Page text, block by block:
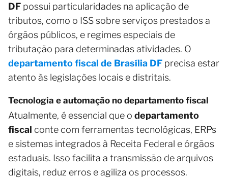
DF possui particularidades na aplicação de
tributos, como o ISS sobre serviços prestados a
órgãos públicos, e regimes especiais de
tributação para determinadas atividades. O
departamento fiscal de Brasília DF precisa estar
atento às legislações locais e distritais.
Tecnologia e automação no departamento fiscal
Atualmente, é essencial que o departamento
fiscal conte com ferramentas tecnológicas, ERPs
e sistemas integrados à Receita Federal e órgãos
estaduais. Isso facilita a transmissão de arquivos
digitais, reduz erros e agiliza os processos.